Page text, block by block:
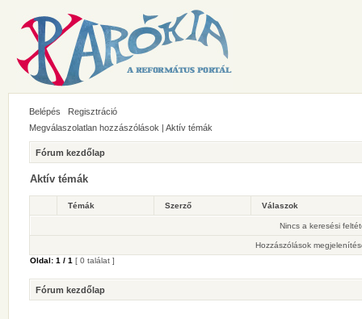
Belépés
Regisztráció
Megválaszolatlan hozzászólások | Aktív témák
Fórum kezdőlap
Aktív témák
Témák Szerző Válaszok
Nincs a keresési
Hozzászólások
Oldal: 1 / 1 [ 0 találat ]
Fórum kezdőlap